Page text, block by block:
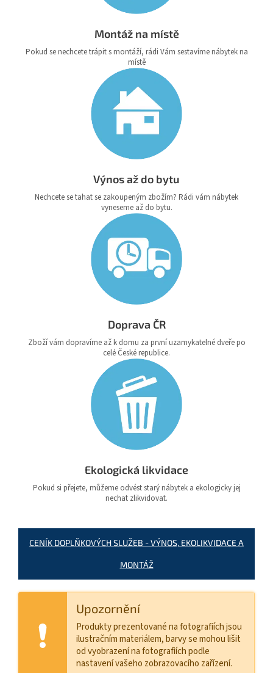
Montáž na místě
Pokud se nechcete trápit s montáží, rádi Vám sestavíme nábytek na
místě
Výnos až do bytu
Nechcete se tahat se zakoupeným zbožím? Rádi vám nábytek
vyneseme až do bytu.
Doprava ČR
Zboží vám dopravíme až k domu za první uzamykatelné dveře po
celé České republice.
Ekologická likvidace
Pokud si přejete, můžeme odvést starý nábytek a ekologicky jej
nechat zlikvidovat.
CENÍK DOPLŇKOVÝCH SLUŽEB - VÝNOS, EKOLIKVIDACE A
MONTÁŽ
Upozornění
Produkty prezentované na fotografiích jsou
ilustračním materiálem, barvy se mohou lišit
od vyobrazení na fotografiích podle
nastavení vašeho zobrazovacího zařízení.